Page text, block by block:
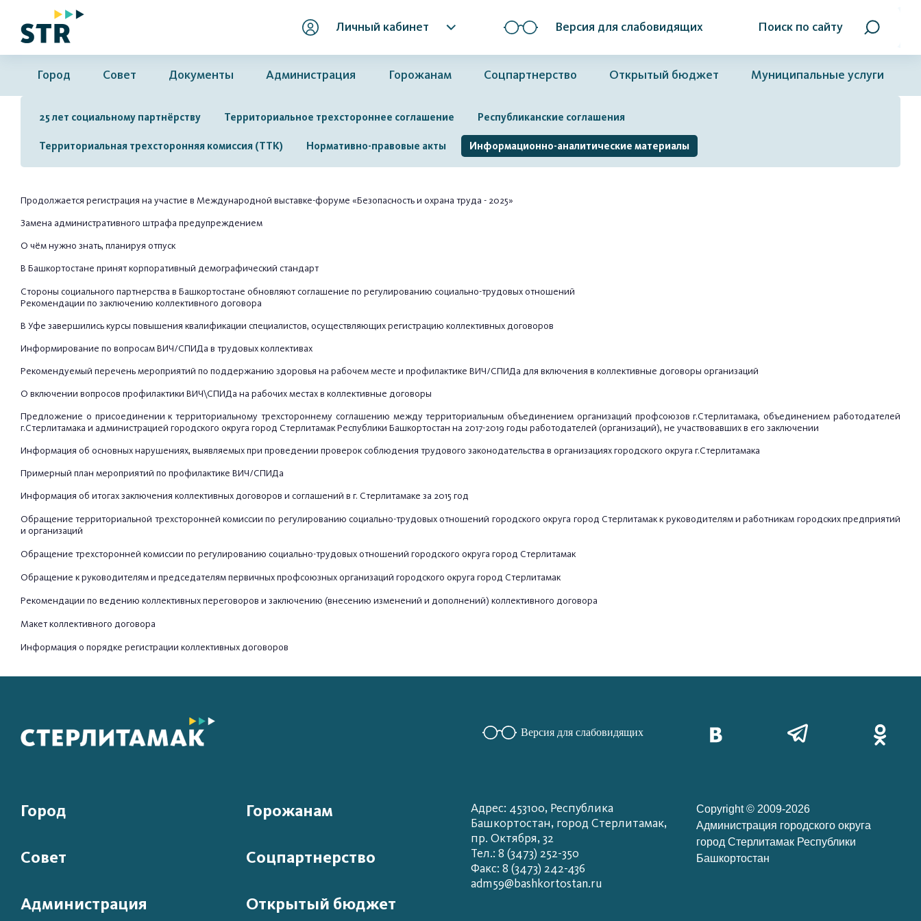
Личный кабинет Версия для слабовидящих Поиск по сайту
Город Совет Документы Администрация Горожанам Соцпартнерство Открытый бюджет Муниципальные услуги
25 лет социальному партнёрству Территориальное трехстороннее соглашение Республиканские соглашения
Территориальная трехсторонняя комиссия (ТТК) Нормативно-правовые акты Информационно-аналитические материалы
Продолжается регистрация на участие в Международной выставке-форуме «Безопасность и охрана труда - 2025»
Замена административного штрафа предупреждением
О чём нужно знать, планируя отпуск
В Башкортостане принят корпоративный демографический стандарт
Стороны социального партнерства в Башкортостане обновляют соглашение по регулированию социально-трудовых отношений
Рекомендации по заключению коллективного договора
В Уфе завершились курсы повышения квалификации специалистов, осуществляющих регистрацию коллективных договоров
Информирование по вопросам ВИЧ/СПИДа в трудовых коллективах
Рекомендуемый перечень мероприятий по поддержанию здоровья на рабочем месте и профилактике ВИЧ/СПИДа для включения в коллективные договоры организаций
О включении вопросов профилактики ВИЧ\СПИДа на рабочих местах в коллективные договоры
Предложение о присоединении к территориальному трехстороннему соглашению между территориальным объединением организаций профсоюзов г.Стерлитамака, объединением работодателей
г.Стерлитамака и администрацией городского округа город Стерлитамак Республики Башкортостан на 2017-2019 годы работодателей (организаций), не участвовавших в его заключении
Информация об основных нарушениях, выявляемых при проведении проверок соблюдения трудового законодательства в организациях городского округа г.Стерлитамака
Примерный план мероприятий по профилактике ВИЧ/СПИДа
Информация об итогах заключения коллективных договоров и соглашений в г. Стерлитамаке за 2015 год
Обращение территориальной трехсторонней комиссии по регулированию социально-трудовых отношений городского округа город Стерлитамак к руководителям и работникам городских предприятий
и организаций
Обращение трехсторонней комиссии по регулированию социально-трудовых отношений городского округа город Стерлитамак
Обращение к руководителям и председателям первичных профсоюзных организаций городского округа город Стерлитамак
Рекомендации по ведению коллективных переговоров и заключению (внесению изменений и дополнений) коллективного договора
Макет коллективного договора
Информация о порядке регистрации коллективных договоров
Версия для слабовидящих
Город
Совет
Администрация
Горожанам
Соцпартнерство
Открытый бюджет
Адрес: 453100, Республика
Башкортостан, город Стерлитамак,
пр. Октября, 32
Тел.: 8 (3473) 252-350
Факс: 8 (3473) 242-436
adm59@bashkortostan.ru
Copyright © 2009-2026
Администрация городского округа
город Стерлитамак Республики
Башкортостан